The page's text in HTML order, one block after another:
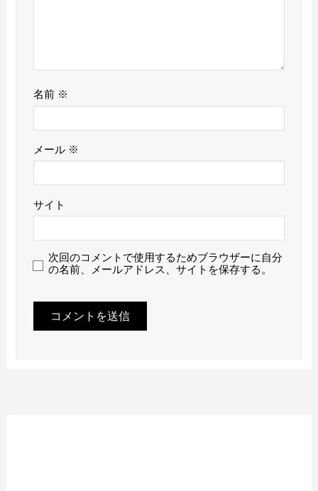
名前 ※
メール ※
サイト
次回のコメントで使用するためブラウザーに自分
の名前、メールアドレス、サイトを保存する。